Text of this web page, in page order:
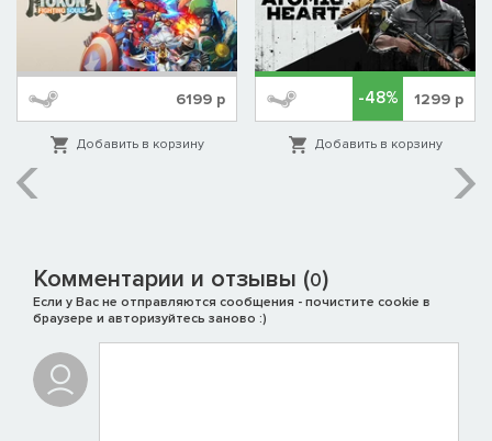
6199 р
Добавить в корзину
-48% 1299 р
Добавить в корзину
Комментарии и отзывы (0)
Если у Вас не отправляются сообщения - почистите cookie в
браузере и авторизуйтесь заново :)